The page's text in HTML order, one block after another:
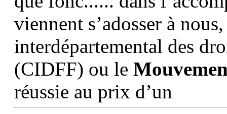
viennent s’adosser à
interdépartemental des
(CIDFF) ou le
réussie au prix d’un